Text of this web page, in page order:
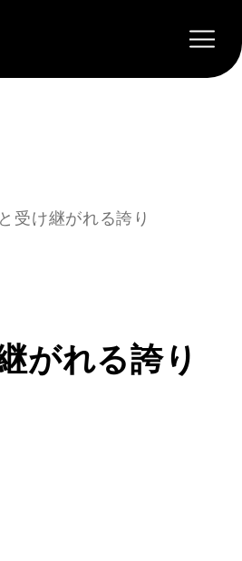
受け継がれる誇り
がれる誇り